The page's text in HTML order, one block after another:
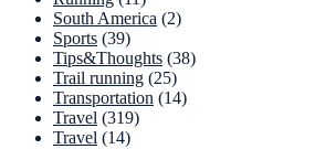
South America (2)
Sports (39)
Tips&Thoughts (38)
Trail running (25)
Transportation (14)
Travel (319)
Travel (14)